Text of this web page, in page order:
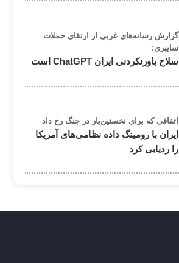
گزارش رسانه‌های غربی از ارتقای حملات
سایبری:
سلاح باورنکردنی ایران ChatGPT است
اتفاقی که برای نخستین‌بار در جنگ رخ داد
ایران با رومینگ داده نظامی‌های آمریکا
را ردیابی کرد